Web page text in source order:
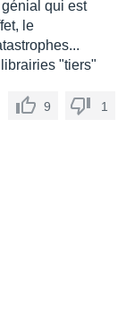
qui est
le
"tiers"
9 1